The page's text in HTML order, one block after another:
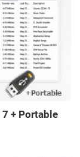
+ Portable